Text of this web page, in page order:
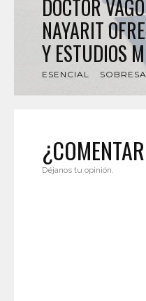
DOCTOR
NAYARIT
Y ESTUDIOS
ESENCIAL
Déjanos tu opinión.